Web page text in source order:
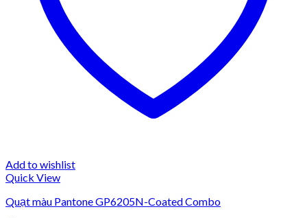
Add to wishlist
Quick View
Quạt màu Pantone GP6205N-Coated Combo